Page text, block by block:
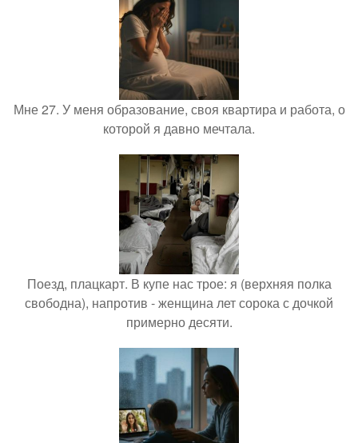
Мне 27. У меня образование, своя квартира и работа, о
которой я давно мечтала.
Поезд, плацкарт. В купе нас трое: я (верхняя полка
свободна), напротив - женщина лет сорока с дочкой
примерно десяти.